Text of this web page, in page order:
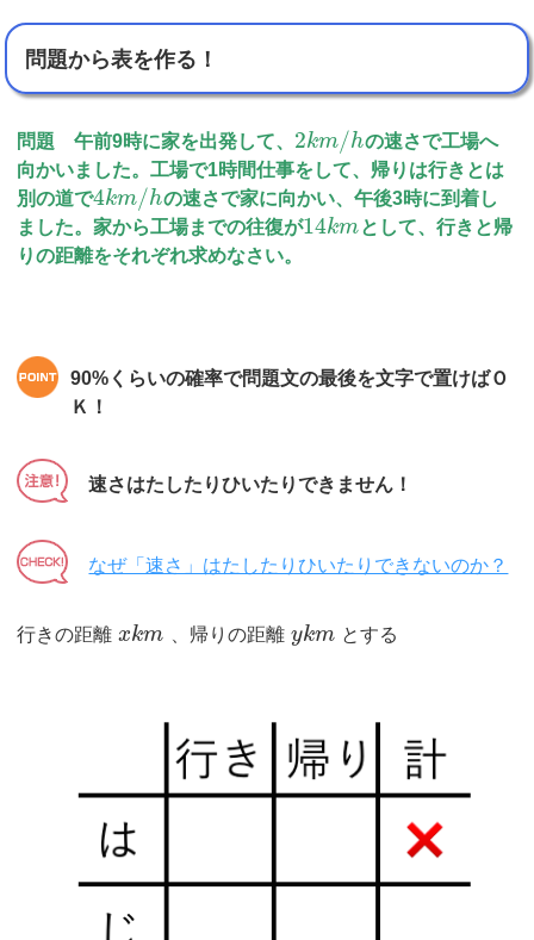
問題から表を作る！
問題 午前9時に家を出発して、 2km/hの速さで工場へ
向かいました。工場で1時間仕事をして、帰りは行きとは
別の道で4km/hの速さで家に向かい、午後3時に到着し
ました。家から工場までの往復が14kmとして、行きと帰
りの距離をそれぞれ求めなさい。
90%くらいの確率で問題文の最後を文字で置けばＯ
Ｋ！
速さはたしたりひいたりできません！
なぜ「速さ」はたしたりひいたりできないのか？
行きの距離 xkm 、帰りの距離 ykm とする